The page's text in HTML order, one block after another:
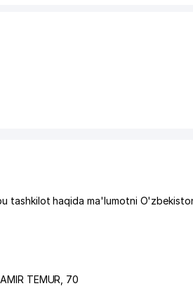
tashkilot haqida ma'lumotni
TEMUR , 70